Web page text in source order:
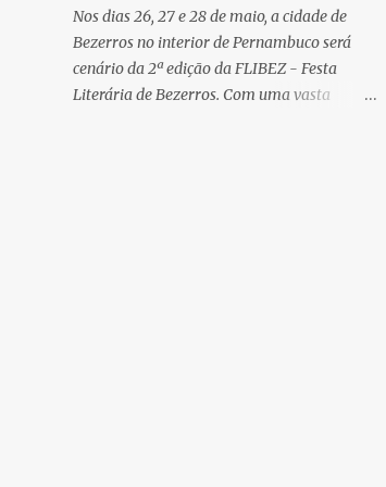
parte da campanha NA ROTA DE MANOEL
GONZAGA , você pode entrar em contato
com o(a) embaixador(a) e sugerir que um
dos livros seja doado para a sua biblioteca
Nos dias 26, 27 e 28 de maio, a cidade de
Bezerros no interior de Pernambuco será
cenário da 2ª edição da FLIBEZ - Festa
Literária de Bezerros. Com uma vasta